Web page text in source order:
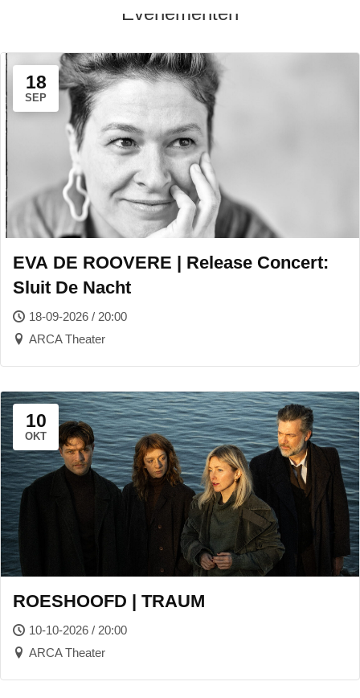
Evenementen
18
SEP
EVA DE ROOVERE | Release Concert:
Sluit De Nacht
18-09-2026 / 20:00
ARCA Theater
10
OKT
ROESHOOFD | TRAUM
10-10-2026 / 20:00
ARCA Theater